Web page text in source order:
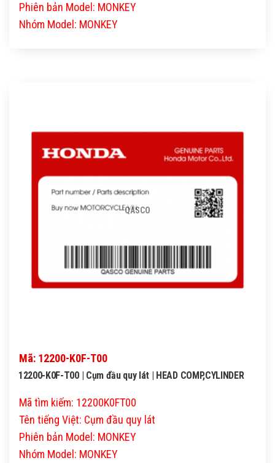
Phiên bản Model: MONKEY
Nhóm Model: MONKEY
QASCO
Mã: 12200-K0F-T00
12200-K0F-T00 | Cụm đầu quy lát | HEAD COMP,CYLINDER
Mã tìm kiếm: 12200K0FT00
Tên tiếng Việt: Cụm đầu quy lát
Phiên bản Model: MONKEY
Nhóm Model: MONKEY